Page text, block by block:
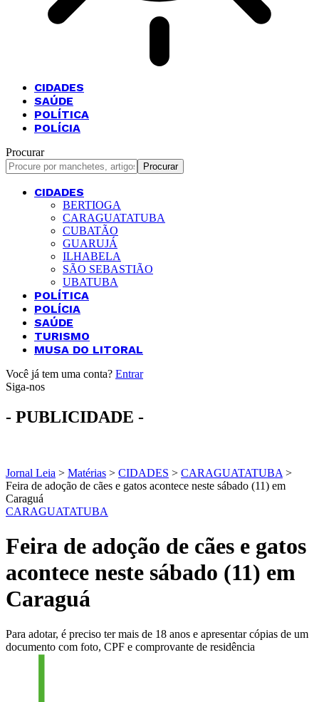
CIDADES
SAÚDE
POLÍTICA
POLÍCIA
Procurar
CIDADES
BERTIOGA
CARAGUATATUBA
CUBATÃO
GUARUJÁ
ILHABELA
SÃO SEBASTIÃO
UBATUBA
POLÍTICA
POLÍCIA
SAÚDE
TURISMO
MUSA DO LITORAL
Você já tem uma conta? Entrar
Siga-nos
- PUBLICIDADE -
Jornal Leia > Matérias > CIDADES > CARAGUATATUBA >
Feira de adoção de cães e gatos acontece neste sábado (11) em
Caraguá
CARAGUATATUBA
Feira de adoção de cães e gatos
acontece neste sábado (11) em
Caraguá
Para adotar, é preciso ter mais de 18 anos e apresentar cópias de um
documento com foto, CPF e comprovante de residência